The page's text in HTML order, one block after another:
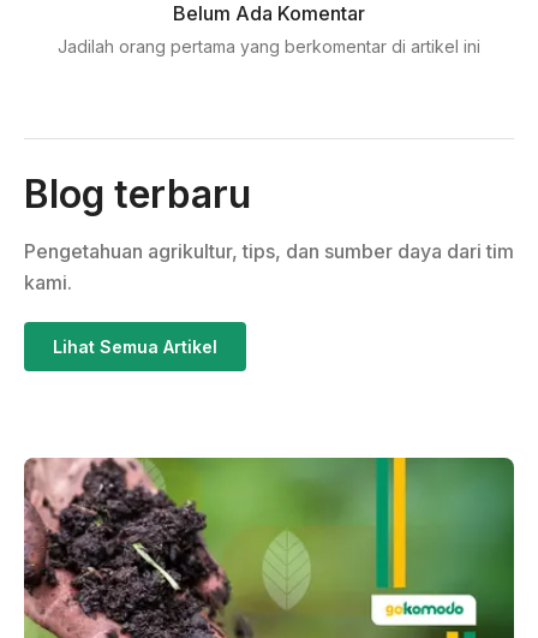
Belum Ada Komentar
Jadilah orang pertama yang berkomentar di artikel ini
Blog terbaru
Pengetahuan agrikultur, tips, dan sumber daya dari tim
kami.
Lihat Semua Artikel